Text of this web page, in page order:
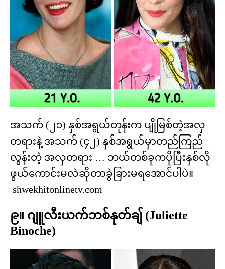
အသက် (၂၁) နှစ်အရွယ်တုန်းက ပျိုမြစ်တဲ့အလှ
တရားနဲ့ အသက် (၄၂) နှစ်အရွယ်မှာတည်ကြည်
လွန်းတဲ့ အလှတရား … ဘယ်တစ်ခုကပိုပြီးနှစ်လို
ဖွယ်ကောင်းမလဲဆိုတာခွဲခြားမရအောင်ပါပဲ။
shwekhitonlinetv.com
၉။ ဂျူလီးယက်ဘစ်နုတ်ချ် (Juliette
Binoche)